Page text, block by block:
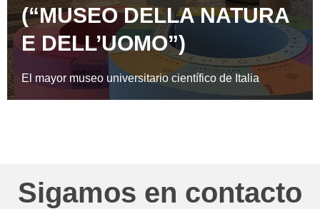
(“MUSEO DELLA NATURA
E DELL’UOMO”)
El mayor museo universitario científico de Italia
Sigamos en contacto